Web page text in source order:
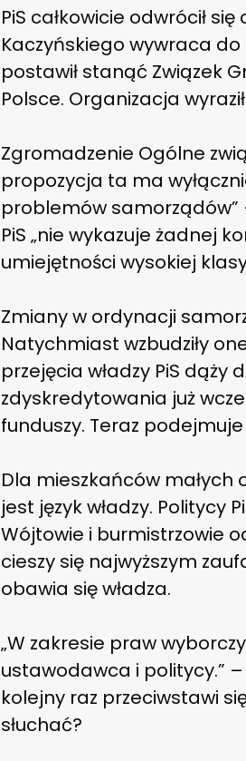
PiS całkowicie odwrócił
Kaczyńskiego wywraca
postawił stanąć Związek
Polsce. Organizacja
Zgromadzenie Ogólne
propozycja ta ma
problemów samorządów”
PiS „nie wykazuje żadnej
umiejętności wysokiej
Zmiany w ordynacji
Natychmiast wzbudziły
przejęcia władzy PiS dąży
zdyskredytowania już
funduszy. Teraz
Dla mieszkańców
jest język władzy. Politycy
Wójtowie i burmistrzowie
cieszy się najwyższym
obawia się władza.
„W zakresie praw
ustawodawca i politycy.” –
kolejny raz przeciwstawi
słuchać?